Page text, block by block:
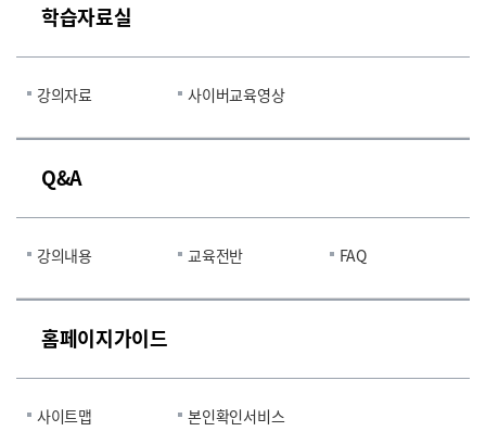
학습자료실
강의자료 사이버교육영상
Q&A
강의내용 교육전반 FAQ
홈페이지가이드
사이트맵 본인확인서비스